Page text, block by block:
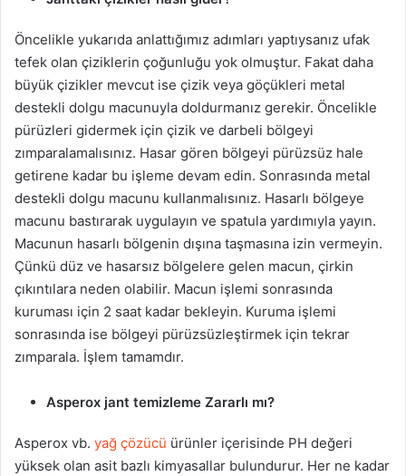
Öncelikle yukarıda anlattığımız adımları yaptıysanız ufak
tefek olan çiziklerin çoğunluğu yok olmuştur. Fakat daha
büyük çizikler mevcut ise çizik veya göçükleri metal
destekli dolgu macunuyla doldurmanız gerekir. Öncelikle
pürüzleri gidermek için çizik ve darbeli bölgeyi
zımparalamalısınız. Hasar gören bölgeyi pürüzsüz hale
getirene kadar bu işleme devam edin. Sonrasında metal
destekli dolgu macunu kullanmalısınız. Hasarlı bölgeye
macunu bastırarak uygulayın ve spatula yardımıyla yayın.
Macunun hasarlı bölgenin dışına taşmasına izin vermeyin.
Çünkü düz ve hasarsız bölgelere gelen macun, çirkin
çıkıntılara neden olabilir. Macun işlemi sonrasında
kuruması için 2 saat kadar bekleyin. Kuruma işlemi
sonrasında ise bölgeyi pürüzsüzleştirmek için tekrar
zımparala. İşlem tamamdır.
Asperox jant temizleme Zararlı mı?
Asperox vb. yağ çözücü ürünler içerisinde PH değeri
yüksek olan asit bazlı kimyasallar bulundurur. Her ne kadar